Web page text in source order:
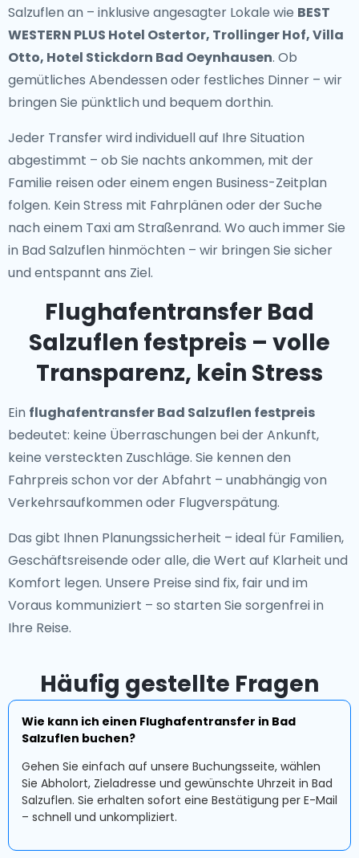
Salzuflen an – inklusive angesagter Lokale wie BEST
WESTERN PLUS Hotel Ostertor, Trollinger Hof, Villa
Otto, Hotel Stickdorn Bad Oeynhausen. Ob
gemütliches Abendessen oder festliches Dinner – wir
bringen Sie pünktlich und bequem dorthin.
Jeder Transfer wird individuell auf Ihre Situation
abgestimmt – ob Sie nachts ankommen, mit der
Familie reisen oder einem engen Business-Zeitplan
folgen. Kein Stress mit Fahrplänen oder der Suche
nach einem Taxi am Straßenrand. Wo auch immer Sie
in Bad Salzuflen hinmöchten – wir bringen Sie sicher
und entspannt ans Ziel.
Flughafentransfer Bad
Salzuflen festpreis – volle
Transparenz, kein Stress
Ein flughafentransfer Bad Salzuflen festpreis
bedeutet: keine Überraschungen bei der Ankunft,
keine versteckten Zuschläge. Sie kennen den
Fahrpreis schon vor der Abfahrt – unabhängig von
Verkehrsaufkommen oder Flugverspätung.
Das gibt Ihnen Planungssicherheit – ideal für Familien,
Geschäftsreisende oder alle, die Wert auf Klarheit und
Komfort legen. Unsere Preise sind fix, fair und im
Voraus kommuniziert – so starten Sie sorgenfrei in
Ihre Reise.
Häufig gestellte Fragen
Wie kann ich einen Flughafentransfer in Bad
Salzuflen buchen?
Gehen Sie einfach auf unsere Buchungsseite, wählen
Sie Abholort, Zieladresse und gewünschte Uhrzeit in Bad
Salzuflen. Sie erhalten sofort eine Bestätigung per E-Mail
– schnell und unkompliziert.